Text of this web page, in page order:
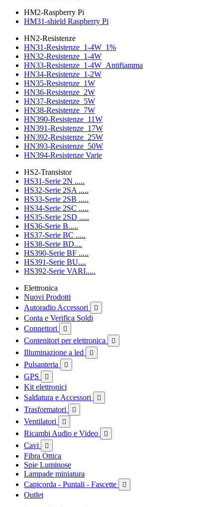
HM2-Raspberry Pi
HM31-shield Raspberry Pi
HN2-Resistenze
HN31-Resistenze_1-4W_1%
HN32-Resistenze_1-4W
HN33-Resistenze_1-4W_Antifiamma
HN34-Resistenze_1-2W
HN35-Resistenze_1W
HN36-Resistenze_2W
HN37-Resistenze_5W
HN38-Resistenze_7W
HN390-Resistenze_11W
HN391-Resistenze_17W
HN392-Resistenze_25W
HN393-Resistenze_50W
HN394-Resistenze Varie
HS2-Transistor
HS31-Serie 2N .....
HS32-Serie 2SA .....
HS33-Serie 2SB .....
HS34-Serie 2SC .....
HS35-Serie 2SD .....
HS36-Serie B.....
HS37-Serie BC .....
HS38-Serie BD....
HS390-Serie BF .....
HS391-Serie BU....
HS392-Serie VARI.....
Elettronica
Nuovi Prodotti
Autoradio Accessori

Conta e Verifica Soldi
Connettori

Contenitori per elettronica 
Illuminazione a led 
Pulsanteria 
GPS 
Kit elettronici
Saldatura e Accessori

Trasformatori 
Ventilatori 
Ricambi Audio e Video 
Cavi 
Fibra Ottica
Spie Luminose
Lampade miniatura
Capicorda - Puntali - Fascette

Outlet